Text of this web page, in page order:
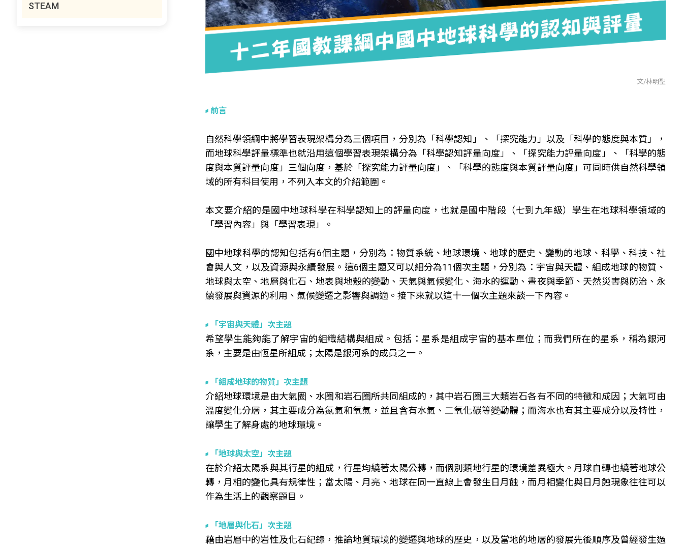
STEAM
文/林明聖
前言
自然科學領綱中將學習表現架構分為三個項目，分別為「科學認知」、「探究能力」以及「科學的態度與本質」，
而地球科學評量標準也就沿用這個學習表現架構分為「科學認知評量向度」、「探究能力評量向度」、「科學的態
度與本質評量向度」三個向度，基於「探究能力評量向度」、「科學的態度與本質評量向度」可同時供自然科學領
域的所有科目使用，不列入本文的介紹範圍。
本文要介紹的是國中地球科學在科學認知上的評量向度，也就是國中階段（七到九年級）學生在地球科學領域的
「學習內容」與「學習表現」。
國中地球科學的認知包括有6個主題，分別為：物質系統、地球環境、地球的歷史、變動的地球、科學、科技、社
會與人文，以及資源與永續發展。這6個主題又可以細分為11個次主題，分別為：宇宙與天體、組成地球的物質、
地球與太空、地層與化石、地表與地殼的變動、天氣與氣候變化、海水的運動、晝夜與季節、天然災害與防治、永
續發展與資源的利用、氣候變遷之影響與調適。接下來就以這十一個次主題來談一下內容。
「宇宙與天體」次主題
希望學生能夠能了解宇宙的組織結構與組成。包括：星系是組成宇宙的基本單位；而我們所在的星系，稱為銀河
系，主要是由恆星所組成；太陽是銀河系的成員之一。
「組成地球的物質」次主題
介紹地球環境是由大氣圈、水圈和岩石圈所共同組成的，其中岩石圈三大類岩石各有不同的特徵和成因；大氣可由
溫度變化分層，其主要成分為氮氣和氧氣，並且含有水氣、二氧化碳等變動體；而海水也有其主要成分以及特性，
讓學生了解身處的地球環境。
「地球與太空」次主題
在於介紹太陽系與其行星的組成，行星均繞著太陽公轉，而個別類地行星的環境差異極大。月球自轉也繞著地球公
轉，月相的變化具有規律性；當太陽、月亮、地球在同一直線上會發生日月蝕，而月相變化與日月蝕現象往往可以
作為生活上的觀察題目。
「地層與化石」次主題
藉由岩層中的岩性及化石紀錄，推論地質環境的變遷與地球的歷史，以及當地的地層的發展先後順序及曾經發生過